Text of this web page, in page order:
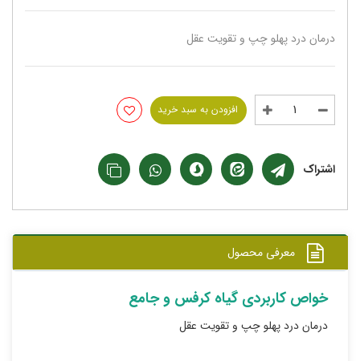
درمان درد پهلو چپ و تقویت عقل
افزودن به سبد خرید
اشتراک
معرفی محصول
خواص کاربردی گیاه کرفس و جامع
درمان درد پهلو چپ و تقویت عقل